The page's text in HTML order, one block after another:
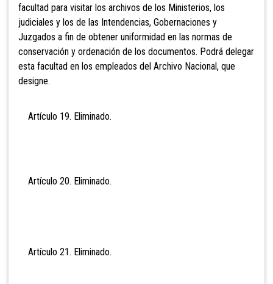
facultad para visitar los archivos de los Ministerios, los
judiciales y los de las Intendencias, Gobernaciones y
Juzgados a fin de obtener uniformidad en las normas de
conservación y ordenación de los documentos. Podrá delegar
esta facultad en los empleados del Archivo Nacional, que
designe.
Artículo 19. Eliminado.
Artículo 20. Eliminado.
Artículo 21. Eliminado.